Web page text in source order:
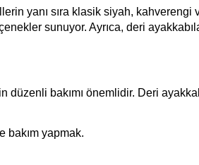
yanı sıra klasik siyah, kahverengi
sunuyor. Ayrıca, deri
düzenli bakımı önemlidir. Deri
bakım yapmak.